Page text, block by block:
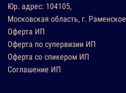
Юр. адрес: 104105,
Московская область, г. Раменское
Оферта ИП
Оферта по супервизии ИП
Оферта со спикером ИП
Соглашение ИП